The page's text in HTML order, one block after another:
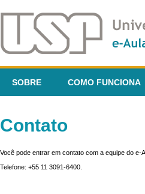
SOBRE COMO FUNCIONA
Contato
Você pode entrar em contato com a equipe do
Telefone: +55 11 3091-6400.